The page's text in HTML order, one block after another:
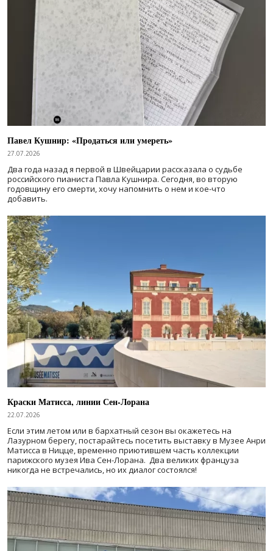
Павел Кушнир: «Продаться или умереть»
27.07.2026
Два года назад я первой в Швейцарии рассказала о судьбе
российского пианиста Павла Кушнира. Сегодня, во вторую
годовщину его смерти, хочу напомнить о нем и кое-что
добавить.
Краски Матисса, линии Сен-Лорана
22.07.2026
Если этим летом или в бархатный сезон вы окажетесь на
Лазурном берегу, постарайтесь посетить выставку в Музее Анри
Матисса в Ницце, временно приютившем часть коллекции
парижского музея Ива Сен-Лорана. Два великих француза
никогда не встречались, но их диалог состоялся!